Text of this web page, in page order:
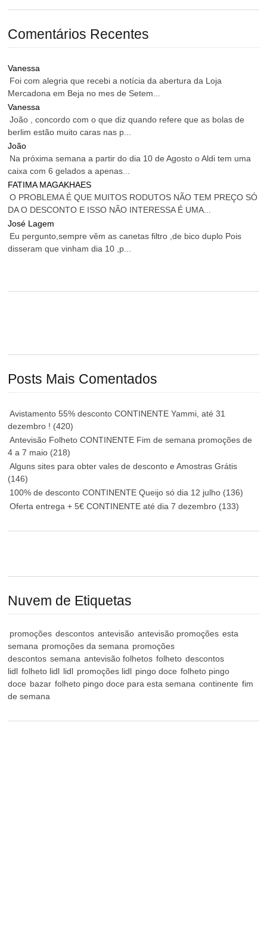
Comentários Recentes
Vanessa
Foi com alegria que recebi a notícia da abertura da Loja
Mercadona em Beja no mes de Setem...
Vanessa
João , concordo com o que diz quando refere que as bolas de
berlim estão muito caras nas p...
João
Na próxima semana a partir do dia 10 de Agosto o Aldi tem uma
caixa com 6 gelados a apenas...
FATIMA MAGAKHAES
O PROBLEMA É QUE MUITOS RODUTOS NÃO TEM PREÇO SÓ
DA O DESCONTO E ISSO NÃO INTERESSA É UMA...
José Lagem
Eu pergunto,sempre vêm as canetas filtro ,de bico duplo Pois
disseram que vinham dia 10 ,p...
Posts Mais Comentados
Avistamento 55% desconto CONTINENTE Yammi, até 31
dezembro ! (420)
Antevisão Folheto CONTINENTE Fim de semana promoções de
4 a 7 maio (218)
Alguns sites para obter vales de desconto e Amostras Grátis
(146)
100% de desconto CONTINENTE Queijo só dia 12 julho (136)
Oferta entrega + 5€ CONTINENTE até dia 7 dezembro (133)
Nuvem de Etiquetas
promoções descontos antevisão antevisão promoções esta
semana promoções da semana promoções
descontos semana antevisão folhetos folheto descontos
lidl folheto lidl lidl promoções lidl pingo doce folheto pingo
doce bazar folheto pingo doce para esta semana continente fim
de semana